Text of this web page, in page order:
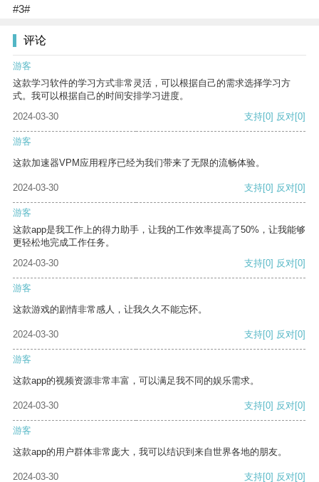
#3#
评论
游客
这款学习软件的学习方式非常灵活，可以根据自己的需求选择学习方
式。我可以根据自己的时间安排学习进度。
2024-03-30
支持[0] 反对[0]
游客
这款加速器VPM应用程序已经为我们带来了无限的流畅体验。
2024-03-30 支持[0] 反对[0]
游客
这款app是我工作上的得力助手，让我的工作效率提高了50%，让我能够
更轻松地完成工作任务。
2024-03-30
支持[0] 反对[0]
游客
这款游戏的剧情非常感人，让我久久不能忘怀。
2024-03-30 支持[0] 反对[0]
游客
这款app的视频资源非常丰富，可以满足我不同的娱乐需求。
2024-03-30 支持[0] 反对[0]
游客
这款app的用户群体非常庞大，我可以结识到来自世界各地的朋友。
2024-03-30 支持[0] 反对[0]